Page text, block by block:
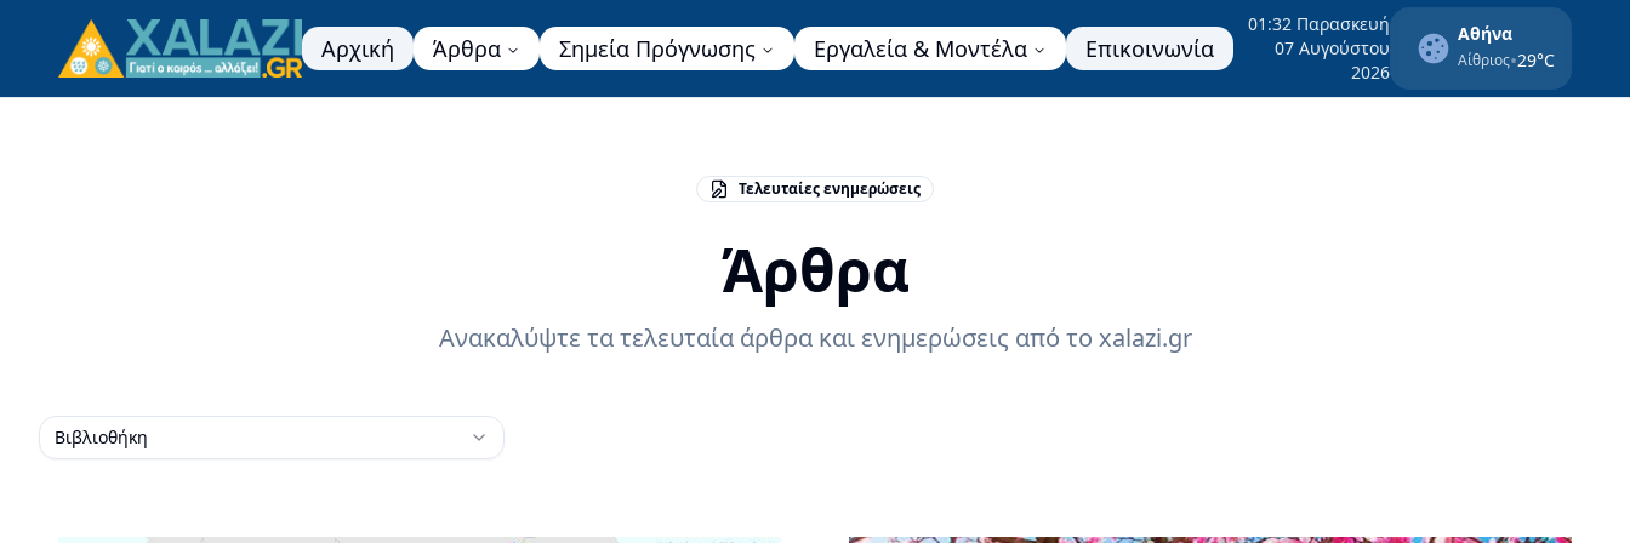
Αρχική Άρθρα Σημεία Πρόγνωσης Εργαλεία & Μοντέλα Επικοινωνία
01:32 Παρασκευή
07 Αυγούστου
2026
Αθήνα
Αίθριος•29°C
Τελευταίες ενημερώσεις
Άρθρα
Ανακαλύψτε τα τελευταία άρθρα και ενημερώσεις από το xalazi.gr
Βιβλιοθήκη